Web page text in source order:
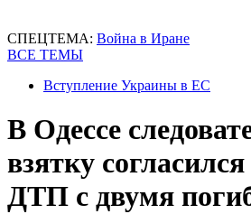
СПЕЦТЕМА: Война в Иране
ВСЕ ТЕМЫ
Вступление Украины в ЕС
В Одессе
взятку
ДТП с двумя